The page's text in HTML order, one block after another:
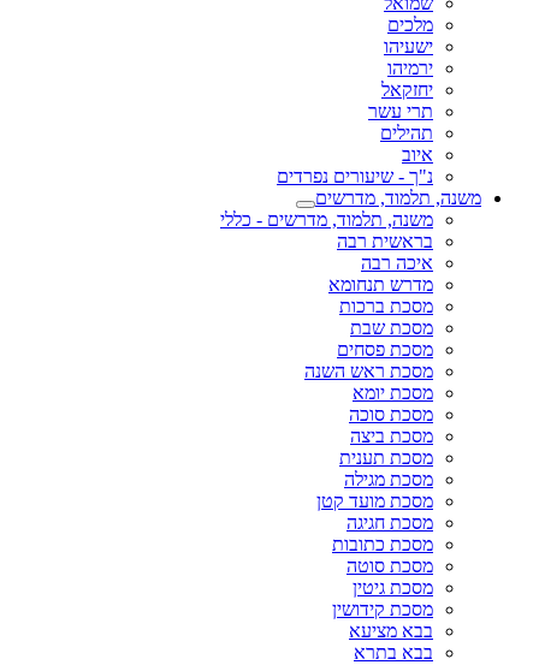
מלכים
ישעיהו
ירמיהו
יחזקאל
תרי עשר
תהילים
איוב
נ"ך - שיעורים נפרדים
משנה, תלמוד, מדרשים
משנה, תלמוד, מדרשים - כללי
בראשית רבה
איכה רבה
מדרש תנחומא
מסכת ברכות
מסכת שבת
מסכת פסחים
מסכת ראש השנה
מסכת יומא
מסכת סוכה
מסכת ביצה
מסכת תענית
מסכת מגילה
מסכת מועד קטן
מסכת חגיגה
מסכת כתובות
מסכת סוטה
מסכת גיטין
מסכת קידושין
בבא מציעא
בבא בתרא